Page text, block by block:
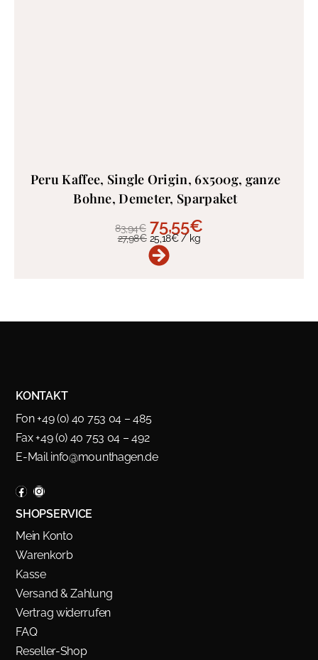
Peru Kaffee, Single Origin, 6x500g, ganze
Bohne, Demeter, Sparpaket
83,94€ 75,55€
27,98€ 25,18€/kg
KONTAKT
Fon +49 (0) 40 753 04 – 485
Fax +49 (0) 40 753 04 – 492
E-Mail info@mounthagen.de
SHOPSERVICE
Mein Konto
Warenkorb
Kasse
Versand & Zahlung
Vertrag widerrufen
FAQ
Reseller-Shop